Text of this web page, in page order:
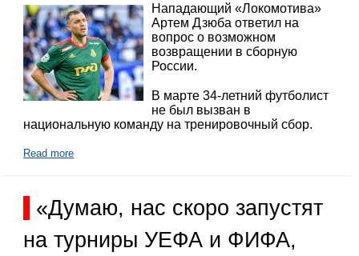
Нападающий «Локомотива»
Артем Дзюба ответил на
вопрос о возможном
возвращении в сборную
России.
В марте 34-летний футболист
не был вызван в
национальную команду на тренировочный сбор.
Read more
«Думаю, нас скоро запустят
на турниры УЕФА и ФИФА,